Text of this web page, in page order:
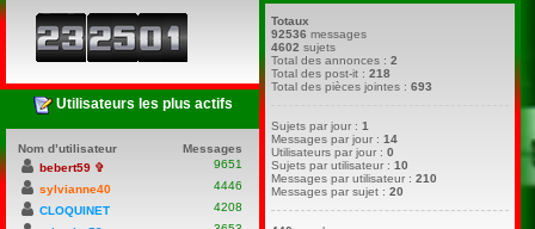
Utilisateurs les plus actifs
Nom d’utilisateur
Messages
bebert59 ✞
9651
sylvianne40
4446
CLOQUINET
4208
Totaux
92536 messages
4602 sujets
Total des annonces :2
Total des post-it :218
Total des pièces jointes :693
Sujets par jour :1
Messages par jour :14
Utilisateurs par jour :0
Sujets par utilisateur :10
Messages par utilisateur :210
Messages par sujet :20